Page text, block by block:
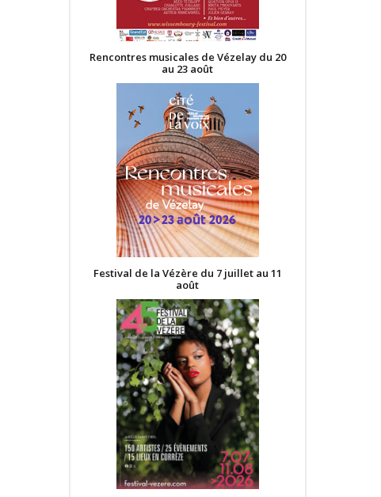
Rencontres musicales de Vézelay du 20
au 23 août
Festival de la Vézère du 7 juillet au 11
août